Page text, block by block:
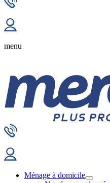
menu
Ménage à domicile